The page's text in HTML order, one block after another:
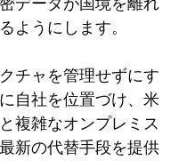
ようにします。
チャを管理せずにす
自社を位置づけ、米
複雑なオンプレミス
新の代替手段を提供